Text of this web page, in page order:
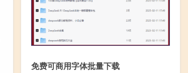
免费可商用字体批量下载